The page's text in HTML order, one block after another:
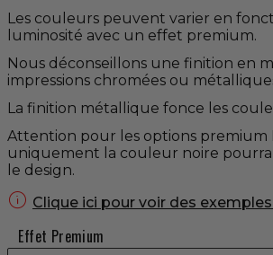
Les couleurs peuvent varier en
luminosité avec un effet premium.
Nous déconseillons une finition en
impressions chromées ou
La finition métallique fonce les
Attention pour les options premium
uniquement la couleur noire
le design.
 Clique ici pour voir des
Effet Premium